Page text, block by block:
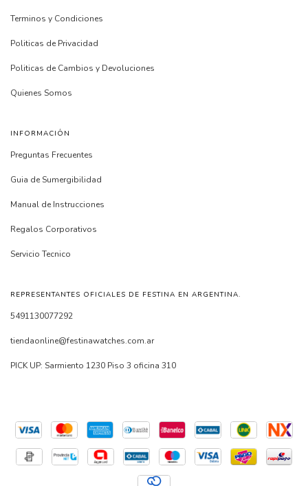
Terminos y Condiciones
Politicas de Privacidad
Politicas de Cambios y Devoluciones
Quienes Somos
INFORMACIÓN
Preguntas Frecuentes
Guia de Sumergibilidad
Manual de Instrucciones
Regalos Corporativos
Servicio Tecnico
REPRESENTANTES OFICIALES DE FESTINA EN ARGENTINA.
5491130077292
tiendaonline@festinawatches.com.ar
PICK UP: Sarmiento 1230 Piso 3 oficina 310